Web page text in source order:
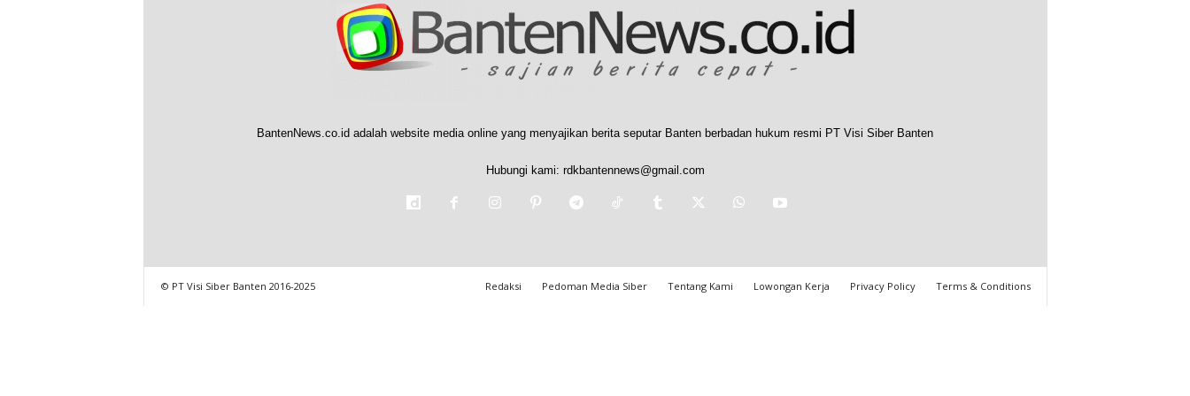
BantenNews.co.id adalah website media online yang menyajikan berita seputar Banten berbadan hukum resmi PT Visi Siber Banten
Hubungi kami: rdkbantennews@gmail.com
Redaksi Pedoman Media Siber Tentang Kami Lowongan Kerja Privacy Policy Terms & Conditions
© PT Visi Siber Banten 2016-2025